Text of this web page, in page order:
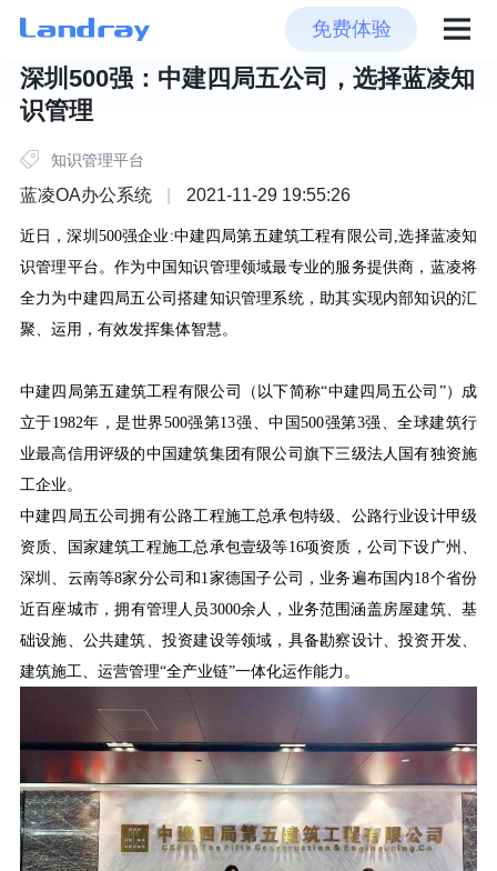
免费体验
深圳500强：中建四局五公司，选择蓝凌知
识管理
知识管理平台
蓝凌OA办公系统 2021-11-29 19:55:26
近日，深圳 500强企业:中建四局第五建筑工程有限公司 ,选择蓝凌知
识管理平台。作为中国知识管理领域最专业的服务提供商 ， 蓝凌将
全力为中建四局五公司搭建知识管理系统，助其实现内部知识的汇
聚、运用，有效发挥集体智慧。
中建四局第五建筑工程有限公司（以下简称“中建四局五公司”）成
立于1982年，是世界500强第13强、中国500强第3强、全球建筑行
业最高信用评级的中国建筑集团有限公司旗下三级法人国有独资施
工企业。
中建四局五公司拥有公路工程施工总承包特级、公路行业设计甲级
资质、国家建筑工程施工总承包壹级等16项资质，公司下设广州、
深圳、云南等8家分公司和 1家德国子公司，业务遍布国内18个省份
近百座城市，拥有管理人员3000余人，业务范围涵盖房屋建筑、基
础设施、公共建筑、投资建设等领域 ， 具备勘察设计、投资开发、
建筑施工、运营管理“全产业链”一体化运作能力 。